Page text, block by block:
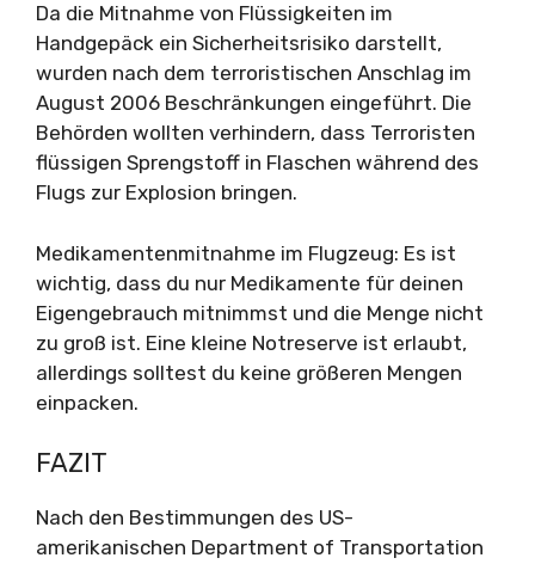
Da die Mitnahme von Flüssigkeiten im
Handgepäck ein Sicherheitsrisiko darstellt,
wurden nach dem terroristischen Anschlag im
August 2006 Beschränkungen eingeführt. Die
Behörden wollten verhindern, dass Terroristen
flüssigen Sprengstoff in Flaschen während des
Flugs zur Explosion bringen.
Medikamentenmitnahme im Flugzeug: Es ist
wichtig, dass du nur Medikamente für deinen
Eigengebrauch mitnimmst und die Menge nicht
zu groß ist. Eine kleine Notreserve ist erlaubt,
allerdings solltest du keine größeren Mengen
einpacken.
FAZIT
Nach den Bestimmungen des US-
amerikanischen Department of Transportation